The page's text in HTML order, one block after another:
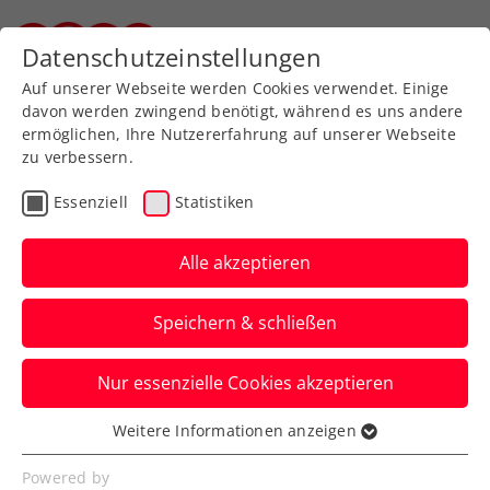
AllgemeineKlasse
Jugend
SeniorInnen
Meisterschaft wählen
Steirische Mannschaftsmeisterschaft 2026 / Herren
Datenschutzeinstellungen
Auf unserer Webseite werden Cookies verwendet. Einige
davon werden zwingend benötigt, während es uns andere
ermöglichen, Ihre Nutzererfahrung auf unserer Webseite
zu verbessern.
Essenziell Statistiken
Alle akzeptieren
Speichern & schließen
Nur essenzielle Cookies akzeptieren
Essenziell
Essenzielle Cookies werden für grundlegende
Weitere Informationen anzeigen
Powered by